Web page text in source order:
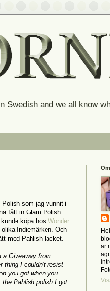
Swedish and we all know
Polish som jag vunnit i
fått in Glam Polish
köpa hos Wonder
Indiemärken. Och
med Pahlish lacket.
a Giveaway from
thing I couldn't resist
you got when you
the Pahlish polish I got
är